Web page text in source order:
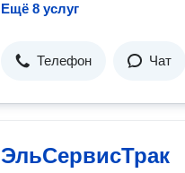
Ещё 8 услуг
Телефон Чат
ЭльСервисТрак